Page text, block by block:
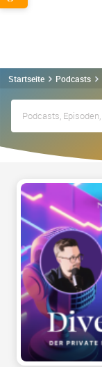
Startseite Podcasts